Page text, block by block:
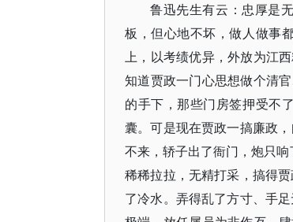
鲁迅先生有云：忠厚是
板，但心地不坏，做人做事
上，以考绩优异，外放为江
知道贾政一门心思想做个清
的手下，那些门房签押受不
囊。可是现在贾政一搞廉政
不来，轿子出了衙门，炮只响
稀稀拉拉，无精打采，搞得
了冷水。弄得乱了方寸、手